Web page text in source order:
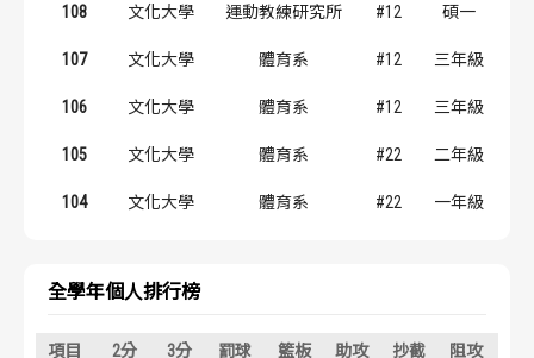
歷史數據排行
歷史數據排行
108 文化大學 運動教練研究所 #12 碩一
107 文化大學 體育系 #12 三年級
106 文化大學 體育系 #12 三年級
105 文化大學 體育系 #22 二年級
104 文化大學 體育系 #22 一年級
全學年個人排行榜
項目 2分 3分 罰球 籃板 助攻 抄截 阻攻